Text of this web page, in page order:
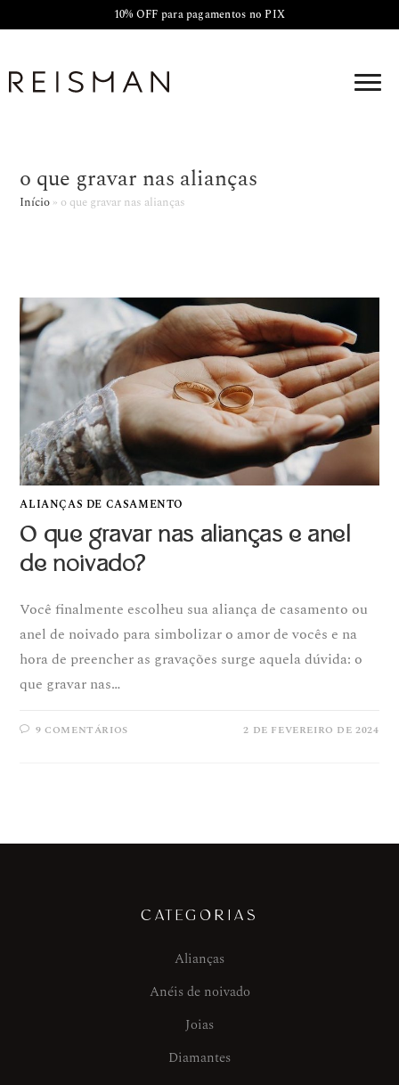
10% OFF para pagamentos no PIX
o que gravar nas alianças
Início » o que gravar nas alianças
ALIANÇAS DE CASAMENTO
O que gravar nas alianças e anel
de noivado?
Você finalmente escolheu sua aliança de casamento ou
anel de noivado para simbolizar o amor de vocês e na
hora de preencher as gravações surge aquela dúvida: o
que gravar nas…
9 COMENTÁRIOS 2 DE FEVEREIRO DE 2024
CATEGORIAS
Alianças
Anéis de noivado
Joias
Diamantes